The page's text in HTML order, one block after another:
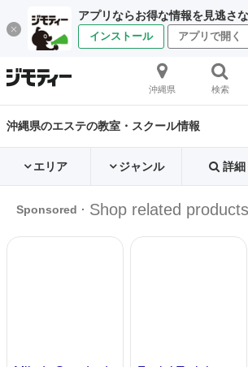
アプリならお得な情報を見逃さな
インストール アプリで開く
沖縄県 検索
沖縄県のエステの教室・スクール情報
エリア ジャンル 詳細